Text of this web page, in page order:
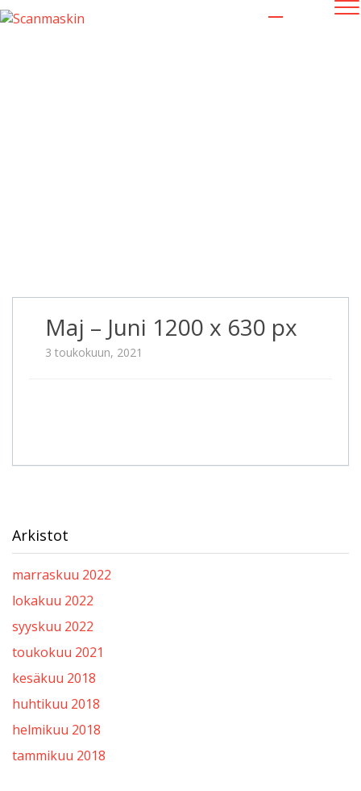
Maj – Juni 1200 x 630 px
3 toukokuun, 2021
Arkistot
marraskuu 2022
lokakuu 2022
syyskuu 2022
toukokuu 2021
kesäkuu 2018
huhtikuu 2018
helmikuu 2018
tammikuu 2018